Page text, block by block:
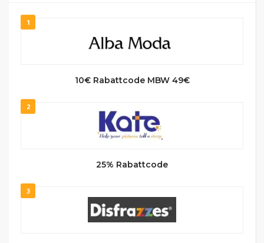
1
10€ Rabattcode MBW 49€
2
25% Rabattcode
3